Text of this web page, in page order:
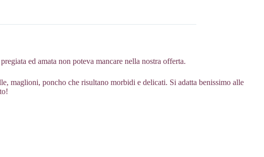
ed amata non poteva mancare nella nostra offerta.
poncho che risultano morbidi e delicati. Si adatta benissimo alle